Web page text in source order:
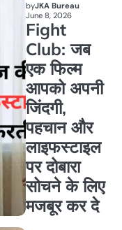
byJKA Bureau
June 8, 2026
Fight
Club: जब
एक फिल्म
आपको अपनी
जिंदगी,
पहचान और
लाइफस्टाइल
पर दोबारा
सोचने के लिए
मजबूर कर दे